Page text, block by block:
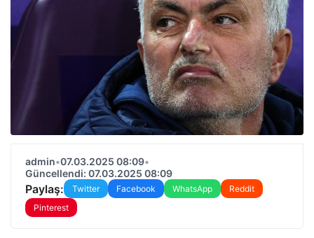
admin•07.03.2025 08:09•
Güncellendi: 07.03.2025 08:09
Paylaş: Twitter Facebook WhatsApp
Reddit
Pinterest